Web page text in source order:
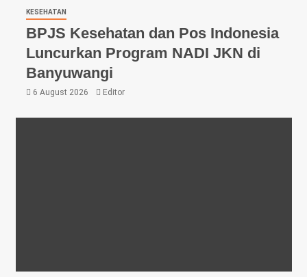
KESEHATAN
BPJS Kesehatan dan Pos Indonesia
Luncurkan Program NADI JKN di
Banyuwangi
6 August 2026 Editor